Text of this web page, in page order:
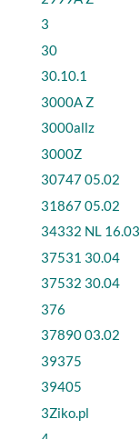
3
30
30.10.1
3000A Z
3000allz
3000Z
30747 05.02
31867 05.02
34332 NL 16.03
37531 30.04
37532 30.04
376
37890 03.02
39375
39405
3Ziko.pl